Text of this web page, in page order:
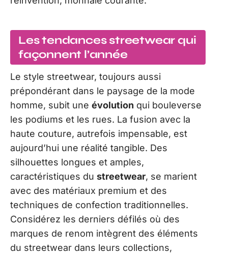
Les tendances streetwear qui
façonnent l’année
Le style streetwear, toujours aussi
prépondérant dans le paysage de la mode
homme, subit une évolution qui bouleverse
les podiums et les rues. La fusion avec la
haute couture, autrefois impensable, est
aujourd’hui une réalité tangible. Des
silhouettes longues et amples,
caractéristiques du streetwear, se marient
avec des matériaux premium et des
techniques de confection traditionnelles.
Considérez les derniers défilés où des
marques de renom intègrent des éléments
du streetwear dans leurs collections,